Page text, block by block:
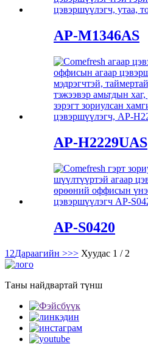
AP-M1346AS
AP-H2229UAS
AP-S0420
1 2Дараагийн >>> Хуудас 1 / 2
Таны найдвартай түнш